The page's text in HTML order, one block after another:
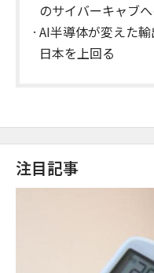
のサイバーキャブ
AI半導体が変えた
日本を上回る
注目記事